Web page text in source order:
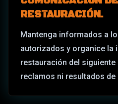
RESTAURACIÓN.
Mantenga informados a
autorizados y organice la
restauración del
reclamos ni resultados de